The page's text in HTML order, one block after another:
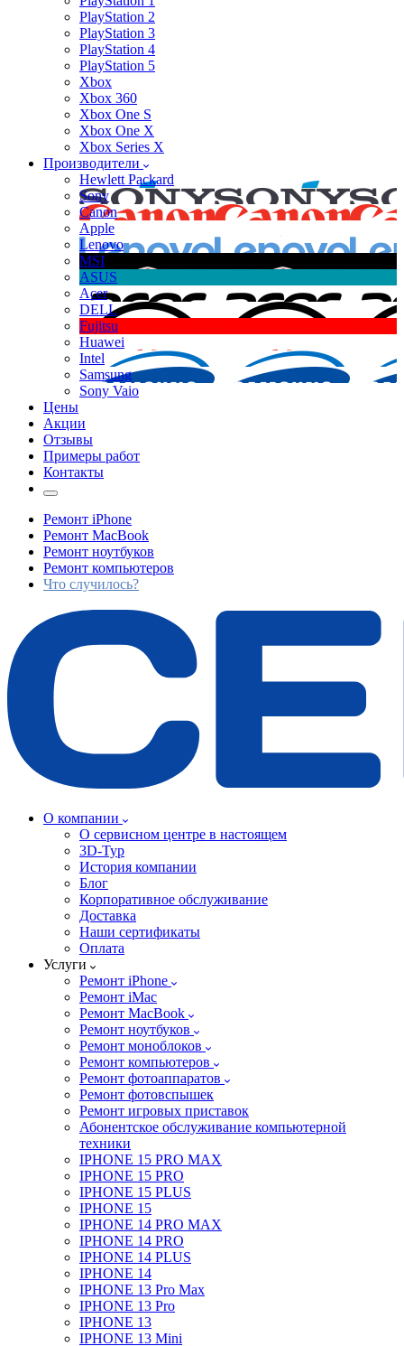
PlayStation 2
PlayStation 3
PlayStation 4
PlayStation 5
Xbox
Xbox 360
Xbox One S
Xbox One X
Xbox Series X
Производители
Hewlett Packard
Sony
Canon
Apple
Lenovo
MSI
ASUS
Acer
DELL
Fujitsu
Huawei
Intel
Samsung
Sony Vaio
Цены
Акции
Отзывы
Примеры работ
Контакты
Ремонт iPhone
Ремонт MacBook
Ремонт ноутбуков
Ремонт компьютеров
Что случилось?
О компании
О сервисном центре в настоящем
3D-Тур
История компании
Блог
Корпоративное обслуживание
Доставка
Наши сертификаты
Оплата
Услуги
Ремонт iPhone
Ремонт iMac
Ремонт MacBook
Ремонт ноутбуков
Ремонт моноблоков
Ремонт компьютеров
Ремонт фотоаппаратов
Ремонт фотовспышек
Ремонт игровых приставок
Абонентское обслуживание компьютерной
техники
IPHONE 15 PRO MAX
IPHONE 15 PRO
IPHONE 15 PLUS
IPHONE 15
IPHONE 14 PRO MAX
IPHONE 14 PRO
IPHONE 14 PLUS
IPHONE 14
IPHONE 13 Pro Max
IPHONE 13 Pro
IPHONE 13
IPHONE 13 Mini